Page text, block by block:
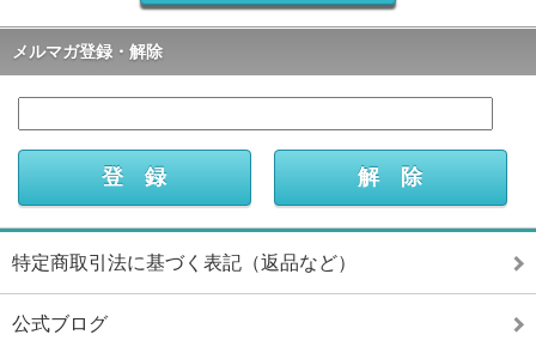
メルマガ登録・解除
特定商取引法に基づく表記（返品など）
公式ブログ